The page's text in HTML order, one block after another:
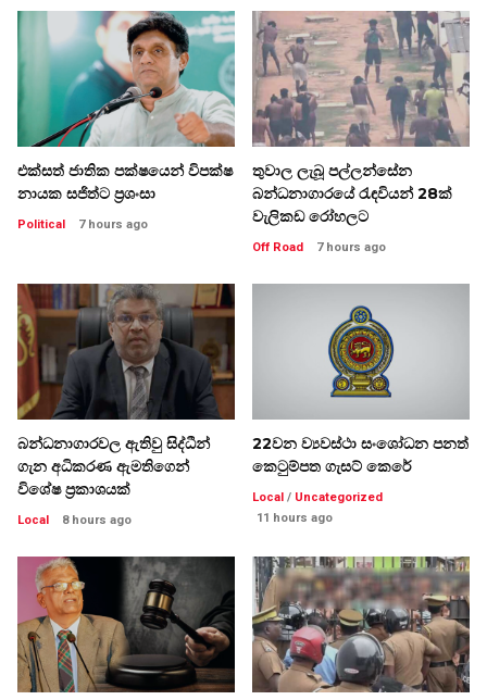
එක්සත් ජාතික පක්ෂයෙන් විපක්ෂ
නායක සජිත්ට ප්‍රශංසා
Political 7 hours ago
තුවාල ලැබූ පල්ලන්සේන
බන්ධනාගාරයේ රැඳවියන් 28ක්
වැලිකඩ රෝහලට
Off Road 7 hours ago
බන්ධනාගාරවල ඇතිවු සිද්ධීන්
ගැන අධිකරණ ඇමතිගෙන්
විශේෂ ප්‍රකාශයක්
Local 8 hours ago
22වන ව්‍යවස්ථා සංශෝධන පනත්
කෙටුම්පත ගැසට් කෙරේ
Local / Uncategorized
11 hours ago